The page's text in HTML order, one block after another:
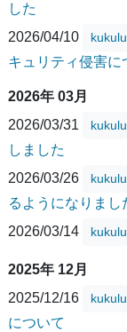
した
2026/04/10
キュリティ侵害に
2026年 03月
2026/03/31
しました
2026/03/26
るようになりまし
2026/03/14
2025年 12月
2025/12/16
について